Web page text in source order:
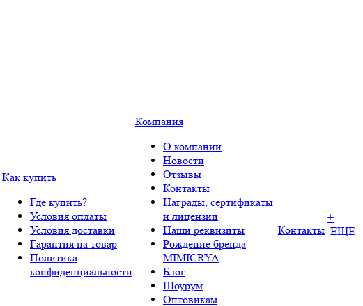
Как купить
Где купить?
Условия оплаты
Условия доставки
Гарантия на товар
Политика
конфиденциальности
Компания
О компании
Новости
Отзывы
Контакты
Награды, сертификаты
и лицензии
Наши реквизиты
Рождение бренда
MIMICRYA
Блог
Шоурум
Оптовикам
Контакты
+
ЕЩЕ